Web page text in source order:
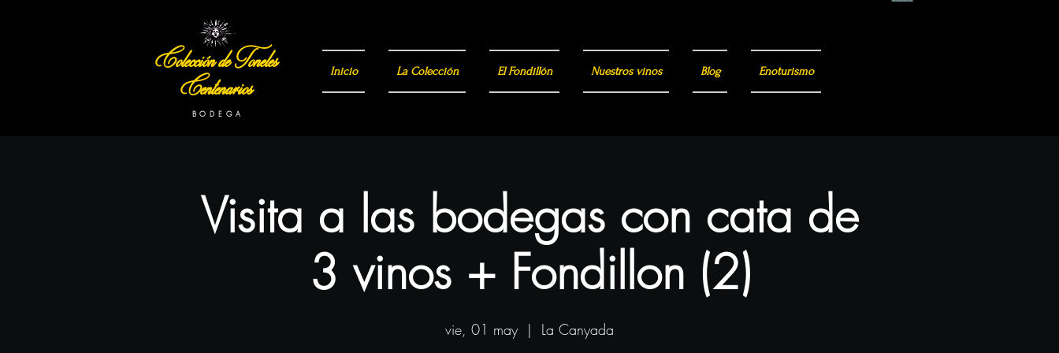
Visita a las bodegas con cata de
3 vinos + Fondillon (2)
vie, 01 may
  |
La Canyada
Colección de Toneles
Centenarios Inicio La Colección El Fondillón Nuestros vinos Blog Enoturismo
B O D E G A